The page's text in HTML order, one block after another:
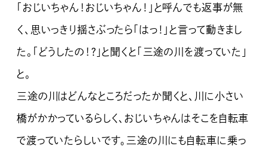
「おじいちゃん！おじいちゃん！」と呼んでも返事が無
く、思いっきり揺さぶったら「はっ！」と言って動きまし
た。「どうしたの！？」と聞くと「三途の川を渡っていた」
と。
三途の川はどんなところだったか聞くと、川に小さい
橋がかかっているらしく、おじいちゃんはそこを自転車
で渡っていたらしいです。三途の川にも自転車に乗っ